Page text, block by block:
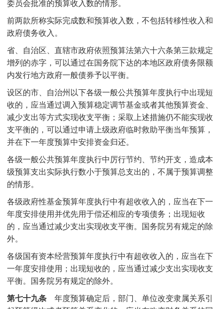
委员会批准的预算收入数的情形。
前两款所称实际完成数和预算收入数，不包括转移性收入和
政府债务收入。
省、自治区、直辖市政府依照预算法第六十六条第三款规定
增列的赤字，可以通过在国务院下达的本地区政府债务限额
内发行地方政府一般债券予以平衡。
设区的市、自治州以下各级一般公共预算年度执行中出现短
收的，应当通过调入预算稳定调节基金或者其他预算资金、
减少支出等方式实现收支平衡；采取上述措施仍不能实现收
支平衡的，可以通过申请上级政府临时救助平衡当年预算，
并在下一年度预算中安排资金归还。
各级一般公共预算年度执行中厉行节约、节约开支，造成本
级预算支出实际执行数小于预算总支出的，不属于预算调整
的情形。
各级政府性基金预算年度执行中有超收收入的，应当在下一
年度安排使用并优先用于偿还相应的专项债务；出现短收
的，应当通过减少支出实现收支平衡。国务院另有规定的除
外。
各级国有资本经营预算年度执行中有超收收入的，应当在下
一年度安排使用；出现短收的，应当通过减少支出实现收支
平衡。国务院另有规定的除外。
第七十九条年度预算确定后，部门、单位改变隶属关系引